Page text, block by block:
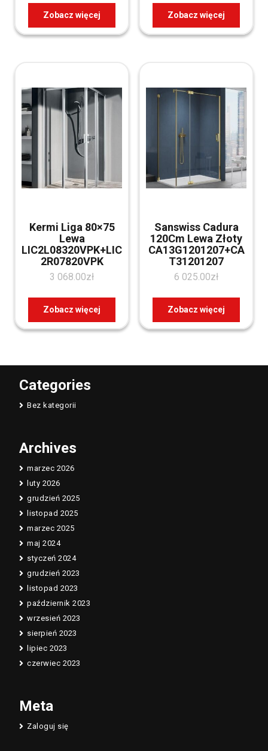
Zobacz więcej Zobacz więcej
Kermi Liga 80×75
Lewa
LIC2L08320VPK+LIC
2R07820VPK
3 068.00zł
Zobacz więcej
Sanswiss Cadura
120Cm Lewa Złoty
CA13G1201207+CA
T31201207
6 025.00zł
Zobacz więcej
Categories
Bez kategorii
Archives
marzec 2026
luty 2026
grudzień 2025
listopad 2025
marzec 2025
maj 2024
styczeń 2024
grudzień 2023
listopad 2023
październik 2023
wrzesień 2023
sierpień 2023
lipiec 2023
czerwiec 2023
Meta
Zaloguj się